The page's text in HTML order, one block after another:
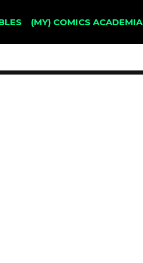
(MY) COMICS ACADEMIA